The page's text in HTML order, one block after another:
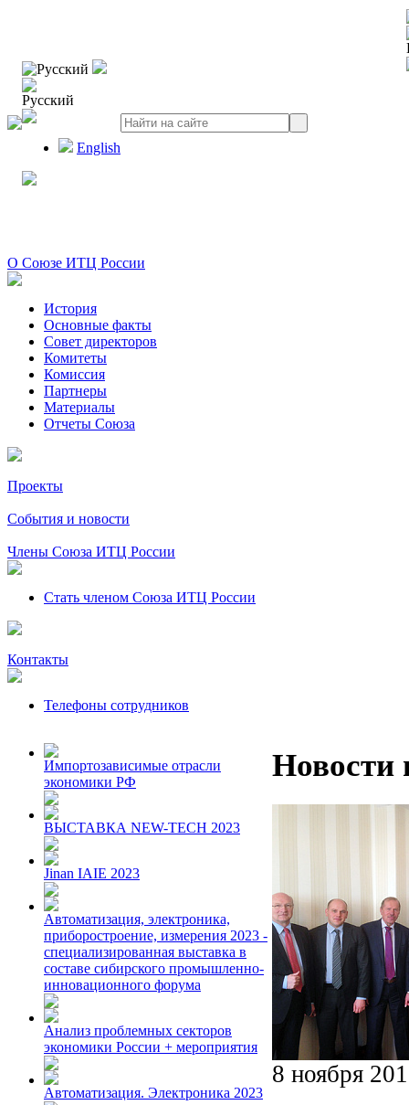
Русский
Русский
English
О Союзе ИТЦ России
История
Основные факты
Совет директоров
Комитеты
Комиссия
Партнеры
Материалы
Отчеты Союза
Проекты
События и новости
Члены Союза ИТЦ России
Стать членом Союза ИТЦ России
Контакты
Телефоны сотрудников
Импортозависимые отрасли
экономики РФ
ВЫСТАВКА NEW-TECH 2023
Jinan IAIE 2023
Автоматизация, электроника,
приборостроение, измерения 2023 -
специализированная выставка в
составе сибирского промышленно-
инновационного форума
Анализ проблемных секторов
экономики России + мероприятия
Автоматизация. Электроника 2023
Новости
8 ноября